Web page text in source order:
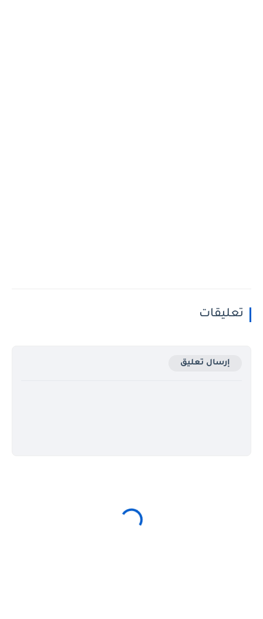
تعليقات
إرسال تعليق